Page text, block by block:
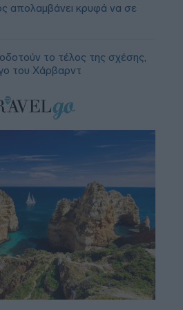
απολαμβάνει κρυφά να σε
το τέλος της σχέσης,
του Χάρβαρντ